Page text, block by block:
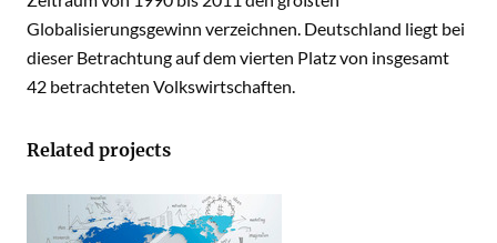
Globalisierungsgewinn verzeichnen. Deutschland liegt bei
dieser Betrachtung auf dem vierten Platz von insgesamt
42 betrachteten Volkswirtschaften.
Related projects